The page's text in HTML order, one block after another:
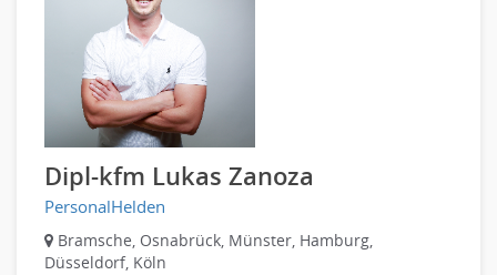
Biotechnologie
Chemie
Geowissenschaften
Labor, Forschung
Pharmazie
Agiles Projektmanagement
Industrie 4.0
Dipl-kfm Lukas Zanoza
PersonalHelden
Bramsche, Osnabrück, Münster, Hamburg,
Düsseldorf, Köln